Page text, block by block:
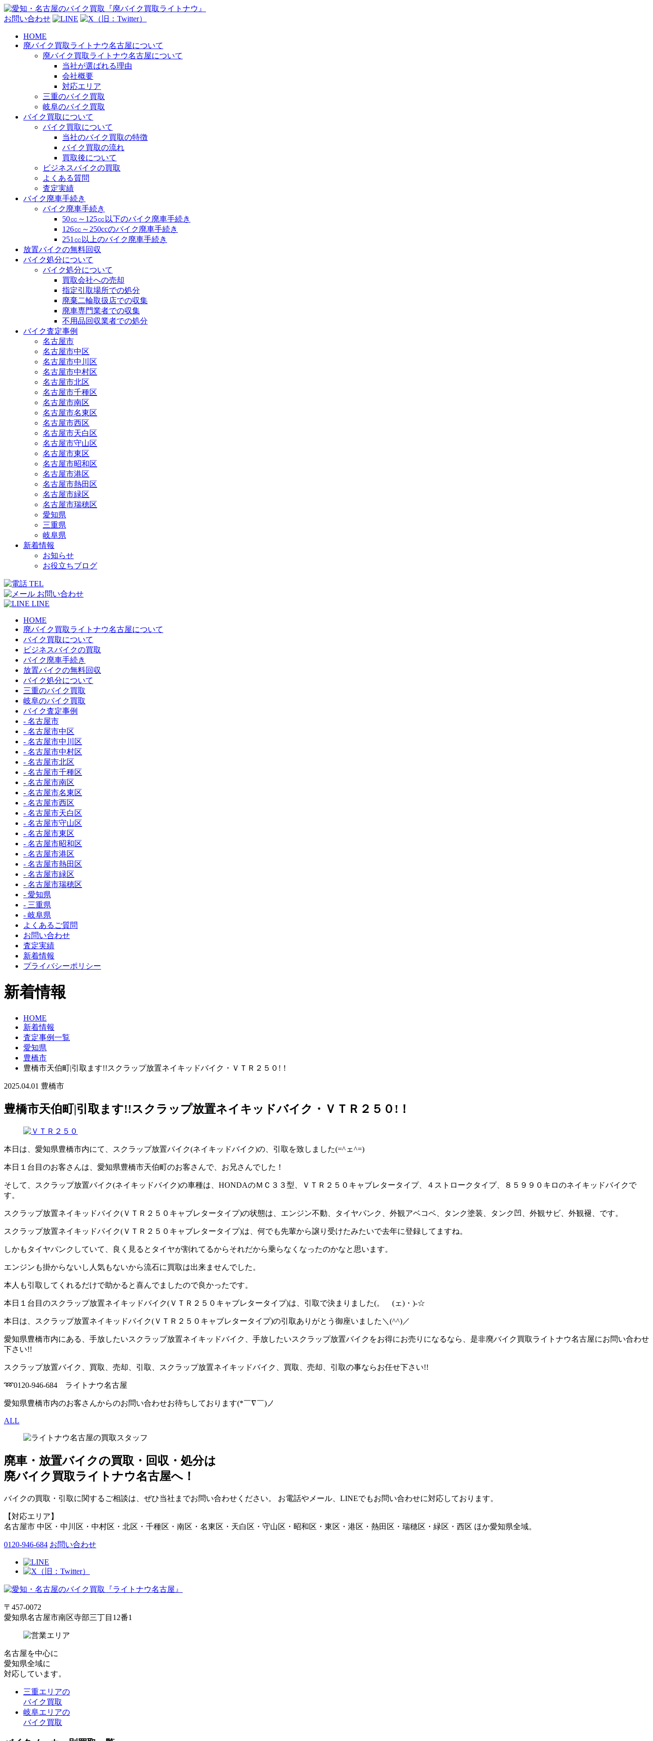
お問い合わせ
HOME
廃バイク買取ライトナウ名古屋について
廃バイク買取ライトナウ名古屋について
当社が選ばれる理由
会社概要
対応エリア
三重のバイク買取
岐阜のバイク買取
バイク買取について
バイク買取について
当社のバイク買取の特徴
バイク買取の流れ
買取後について
ビジネスバイクの買取
よくある質問
査定実績
バイク廃車手続き
バイク廃車手続き
50㏄～125㏄以下のバイク廃車手続き
126㏄～250ccのバイク廃車手続き
251㏄以上のバイク廃車手続き
放置バイクの無料回収
バイク処分について
バイク処分について
買取会社への売却
指定引取場所での処分
廃棄二輪取扱店での収集
廃車専門業者での収集
不用品回収業者での処分
バイク査定事例
名古屋市
名古屋市中区
名古屋市中川区
名古屋市中村区
名古屋市北区
名古屋市千種区
名古屋市南区
名古屋市名東区
名古屋市西区
名古屋市天白区
名古屋市守山区
名古屋市東区
名古屋市昭和区
名古屋市港区
名古屋市熱田区
名古屋市緑区
名古屋市瑞穂区
愛知県
三重県
岐阜県
新着情報
お知らせ
お役立ちブログ
TEL
お問い合わせ
LINE
HOME
廃バイク買取ライトナウ名古屋について
バイク買取について
ビジネスバイクの買取
バイク廃車手続き
放置バイクの無料回収
バイク処分について
三重のバイク買取
岐阜のバイク買取
バイク査定事例
- 名古屋市
- 名古屋市中区
- 名古屋市中川区
- 名古屋市中村区
- 名古屋市北区
- 名古屋市千種区
- 名古屋市南区
- 名古屋市名東区
- 名古屋市西区
- 名古屋市天白区
- 名古屋市守山区
- 名古屋市東区
- 名古屋市昭和区
- 名古屋市港区
- 名古屋市熱田区
- 名古屋市緑区
- 名古屋市瑞穂区
- 愛知県
- 三重県
- 岐阜県
よくあるご質問
お問い合わせ
査定実績
新着情報
プライバシーポリシー
新着情報
HOME
新着情報
査定事例一覧
愛知県
豊橋市
豊橋市天伯町|引取ます!!スクラップ放置ネイキッドバイク・ＶＴＲ２５０!！
2025.04.01 豊橋市
豊橋市天伯町|引取ます!!スクラップ放置ネイキッドバイク・ＶＴＲ２５０!！
本日は、愛知県豊橋市内にて、スクラップ放置バイク(ネイキッドバイク)の、引取を致しました(=^ェ^=)
本日１台目のお客さんは、愛知県豊橋市天伯町のお客さんで、お兄さんでした！
そして、スクラップ放置バイク(ネイキッドバイク)の車種は、HONDAのＭＣ３３型、ＶＴＲ２５０キャブレタータイプ、４ストロークタイプ、８５９９０キロのネイキッドバイクで
す。
スクラップ放置ネイキッドバイク(ＶＴＲ２５０キャブレタータイプ)の状態は、エンジン不動、タイヤパンク、外観アベコベ、タンク塗装、タンク凹、外観サビ、外観褪、です。
スクラップ放置ネイキッドバイク(ＶＴＲ２５０キャブレタータイプ)は、何でも先輩から譲り受けたみたいで去年に登録してますね。
しかもタイヤパンクしていて、良く見るとタイヤが割れてるからそれだから乗らなくなったのかなと思います。
エンジンも掛からないし人気もないから流石に買取は出来ませんでした。
本人も引取してくれるだけで助かると喜んでましたので良かったです。
本日１台目のスクラップ放置ネイキッドバイク(ＶＴＲ２５０キャブレタータイプ)は、引取で決まりました(。ゝ(ェ)・)-☆
本日は、スクラップ放置ネイキッドバイク(ＶＴＲ２５０キャブレタータイプ)の引取ありがとう御座いました＼(^^)／
愛知県豊橋市内にある、手放したいスクラップ放置ネイキッドバイク、手放したいスクラップ放置バイクをお得にお売りになるなら、是非廃バイク買取ライトナウ名古屋にお問い合わせ
下さい!!
スクラップ放置バイク、買取、売却、引取、スクラップ放置ネイキッドバイク、買取、売却、引取の事ならお任せ下さい!!
➿0120-946-684 ライトナウ名古屋
愛知県豊橋市内のお客さんからのお問い合わせお待ちしております(*￣∇￣)ノ
ALL
廃車・放置バイクの買取・回収・処分は
廃バイク買取ライトナウ名古屋へ！
バイクの買取・引取に関するご相談は、ぜひ当社までお問い合わせください。 お電話やメール、LINEでもお問い合わせに対応しております。
【対応エリア】
名古屋市 中区・中川区・中村区・北区・千種区・南区・名東区・天白区・守山区・昭和区・東区・港区・熱田区・瑞穂区・緑区・西区 ほか愛知県全域。
0120-946-684 お問い合わせ
〒457-0072
愛知県名古屋市南区寺部三丁目12番1
名古屋を中心に
愛知県全域に
対応しています。
三重エリアの
バイク買取
岐阜エリアの
バイク買取